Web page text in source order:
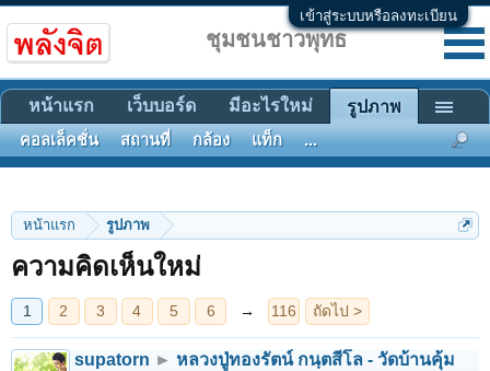
เข้าสู่ระบบหรือลงทะเบียน
หน้าแรก รูปภาพ
ความคิดเห็นใหม่
2 3 4 5 6 →
supatorn ► หลวงปู่ทองรัตน์ กนฺตสีโล - วัดบ้านคุ้ม
ชุมชนชาวพุทธ
หน้าแรก เว็บบอร์ด มีอะไรใหม่ รูปภาพ
คอลเล็คชั่น สถานที่ กล้อง แท็ก ...